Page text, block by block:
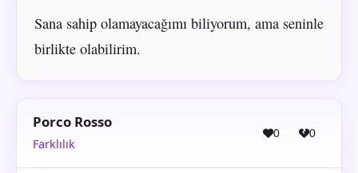
Sana sahip olamayacağımı biliyorum, ama seninle
birlikte olabilirim.
Porco Rosso
Farklılık
0 0